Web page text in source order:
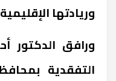
وريادتها
ورافق الدكتور
التفقدية